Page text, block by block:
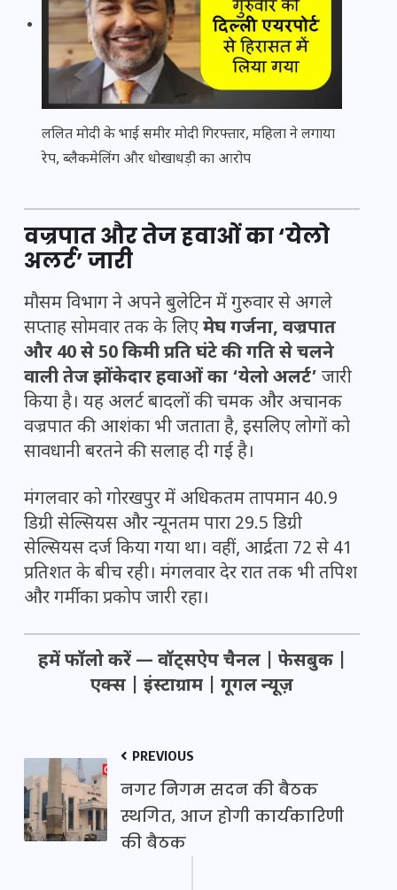
ललित मोदी के भाई समीर मोदी गिरफ्तार, महिला ने लगाया
रेप, ब्लैकमेलिंग और धोखाधड़ी का आरोप
वज्रपात और तेज हवाओं का ‘येलो
अलर्ट’ जारी
मौसम विभाग ने अपने बुलेटिन में गुरुवार से अगले
सप्ताह सोमवार तक के लिएमेघ गर्जना, वज्रपात
और 40 से 50 किमी प्रति घंटे की गति से चलने
वाली तेज झोंकेदार हवाओं का ‘येलो अलर्ट’ जारी
किया है। यह अलर्ट बादलों की चमक और अचानक
वज्रपात की आशंका भी जताता है, इसलिए लोगों को
सावधानी बरतने की सलाह दी गई है।
मंगलवार को गोरखपुर में अधिकतम तापमान 40.9
डिग्री सेल्सियस और न्यूनतम पारा 29.5 डिग्री
सेल्सियस दर्ज किया गया था। वहीं, आर्द्रता 72 से 41
प्रतिशत के बीच रही। मंगलवार देर रात तक भी तपिश
और गर्मी का प्रकोप जारी रहा।
हमें फॉलो करें — वॉट्सऐप चैनल फेसबुक
एक्स
इंस्टाग्राम गूगल न्यूज़
PREVIOUS
नगर निगम सदन की बैठक
स्थगित, आज होगी कार्यकारिणी
की बैठक